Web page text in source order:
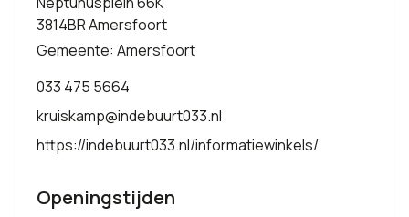
3814BR Amersfoort
Gemeente: Amersfoort
033 475 5664
kruiskamp@indebuurt033.nl
https://indebuurt033.nl/informatiewinkels/
Openingstijden